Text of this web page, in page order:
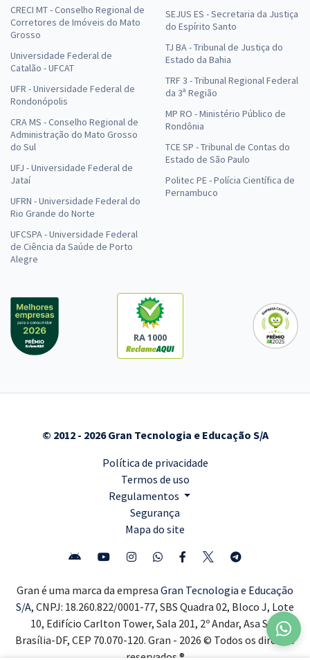
CRECI MT - Conselho Regional de
Corretores de Imóveis do Mato
Grosso
Universidade Federal de
Catalão - UFCAT
UFR - Universidade Federal de
Rondonópolis
CRA MS - Conselho Regional de
Administração do Mato Grosso
do Sul
UFJ - Universidade Federal de
Jataí
UFRN - Universidade Federal do
Rio Grande do Norte
UFCSPA - Universidade Federal
de Ciência da Saúde de Porto
Alegre
SEJUS ES - Secretaria da Justiça
do Espírito Santo
TJ BA - Tribunal de Justiça do
Estado da Bahia
TRF 3 - Tribunal Regional Federal
da 3ª Região
MP RO - Ministério Público de
Rondônia
TCE SP - Tribunal de Contas do
Estado de São Paulo
Politec PE - Polícia Científica de
Pernambuco
RA 1000
© 2012 - 2026 Gran Tecnologia e Educação S/A
Política de privacidade
Termos de uso
Regulamentos
Segurança
Mapa do site
Gran é uma marca da empresa Gran Tecnologia e Educação
S/A, CNPJ: 18.260.822/0001-77, SBS Quadra 02, Bloco J, Lote
10, Edifício Carlton Tower, Sala 201, 2º Andar, Asa Sul,
Brasília-DF, CEP 70.070-120. Gran - 2026 © Todos os direitos
reservados ®